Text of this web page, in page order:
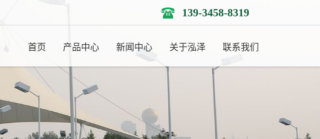
139-3458-8319
首页 产品中心 新闻中心 关于泓泽 联系我们